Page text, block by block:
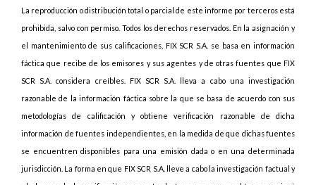
La reproducción o distribución total o parcial de este informe por terceros está
prohibida, salvo con permiso. Todos los derechos reservados. En la asignación y
el mantenimiento de sus calificaciones, FIX SCR S.A. se basa en información
fáctica que recibe de los emisores y sus agentes y de otras fuentes que FIX
SCR S.A. considera creíbles. FIX SCR S.A. lleva a cabo una investigación
razonable de la información fáctica sobre la que se basa de acuerdo con sus
metodologías de calificación y obtiene verificación razonable de dicha
información de fuentes independientes, en la medida de que dichas fuentes
se encuentren disponibles para una emisión dada o en una determinada
jurisdicción. La forma en que FIX SCR S.A. lleve a cabo la investigación factual y